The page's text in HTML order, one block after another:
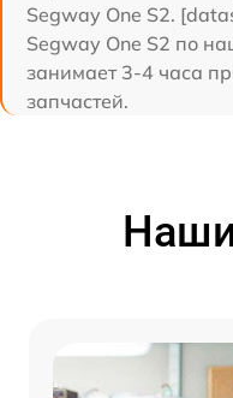
Segway One S2.
Segway One S2 по
занимает 3-4 часа
запчастей.